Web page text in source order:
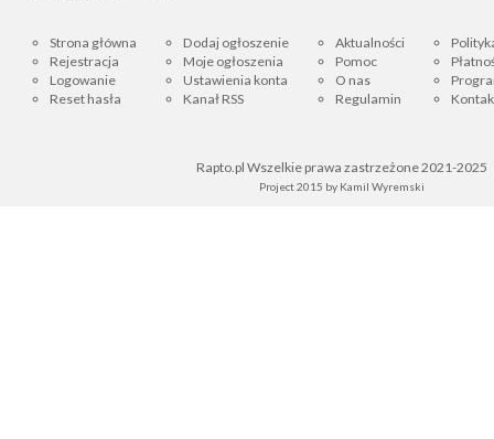
Strona główna
Rejestracja
Logowanie
Reset hasła
Dodaj ogłoszenie
Moje ogłoszenia
Ustawienia konta
Kanał RSS
Aktualności
Pomoc
O nas
Regulamin
Rapto.pl Wszelkie prawa zastrzeżone 2021-2025
Project 2015 by Kamil Wyremski